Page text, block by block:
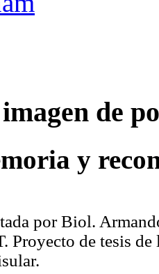
de
y
por Biol.
Proyecto de tesis